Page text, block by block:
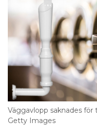
Lediga jobb
Annonsera
Läs E-
Om tidningen
Kontakt
Information om GDPR
Väggavlopp saknades för
Getty Images